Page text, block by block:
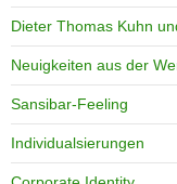
Dieter Thomas Kuhn
Neuigkeiten aus der
Sansibar-Feeling
Individualsierungen